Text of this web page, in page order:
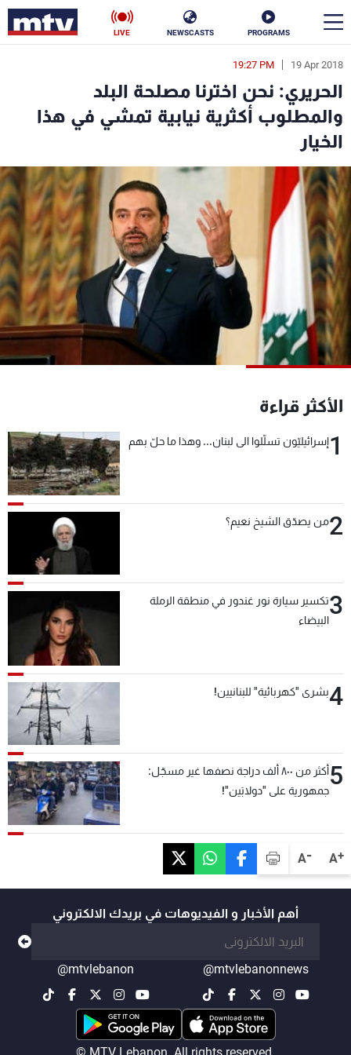
PROGRAMS
NEWSCASTS
LIVE
A+
A-
19 Apr 2018
19:27 PM
الحريري: نحن اخترنا مصلحة البلد
والمطلوب أكثرية نيابية تمشي في هذا
الخيار
الأكثر قراءة
1إسرائيليّون تسلّلوا الى لبنان... وهذا ما حلّ بهم
2من يصدّق الشيخ نعيم؟
3تكسير سيارة نور غندور في منطقة الرملة
البيضاء
4بشرى "كهربائية" للبنانيين!
5
أكثر من ٨٠٠ ألف دراجة نصفها غير مسجّل:
جمهورية على "دولابَين"!
أهم الأخبار و الفيديوهات في بريدك الالكتروني
@mtvlebanonnews
@mtvlebanon
en
الأخبار
سياسة
إقتصاد فن
منوعات رياضة
كأس العالم
البرامج
جدول البرامج
شاهد البرامج
عن MTV
الإنـتـاج
وظائف
شروط الإسـتخدام
سياسة الخصوصية